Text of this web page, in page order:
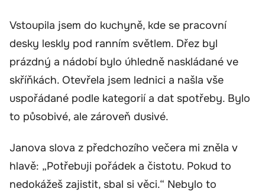
Vstoupila jsem do kuchyně, kde se pracovní
desky leskly pod ranním světlem. Dřez byl
prázdný a nádobí bylo úhledně naskládané ve
skříňkách. Otevřela jsem lednici a našla vše
uspořádané podle kategorií a dat spotřeby. Bylo
to působivé, ale zároveň dusivé.
Janova slova z předchozího večera mi zněla v
hlavě: „Potřebuji pořádek a čistotu. Pokud to
nedokážeš zajistit, sbal si věci.“ Nebylo to